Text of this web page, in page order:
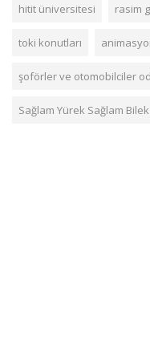
hitit üniversitesi rasim
toki konutları
şoförler ve otomobilciler
Sağlam Yürek Sağlam Bilek